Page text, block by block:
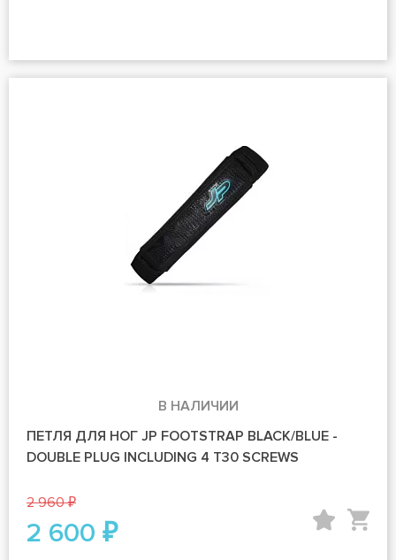
В НАЛИЧИИ
ПЕТЛЯ ДЛЯ НОГ JP FOOTSTRAP BLACK/BLUE -
DOUBLE PLUG INCLUDING 4 T30 SCREWS
2 960 ₽
2 600 ₽